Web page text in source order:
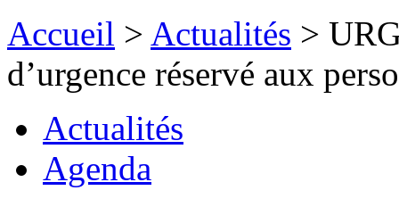
Accueil > Actualités >
d’urgence réservé aux
Actualités
Agenda